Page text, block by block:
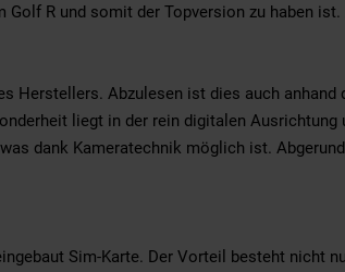
R und somit der Topversion zu haben
Herstellers. Abzulesen ist dies auch
liegt in der rein digitalen
dank Kameratechnik möglich ist.
Sim-Karte. Der Vorteil besteht nicht